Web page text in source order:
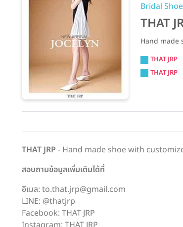
Bridal
THAT
Hand made
THAT JRP
THAT JRP
THAT JRP - Hand made shoe with
สอบถามข้อมูลเพิ่มเติมได้ที่
อีเมล: to.that.jrp@gmail.com
LINE: @thatjrp
Facebook: THAT JRP